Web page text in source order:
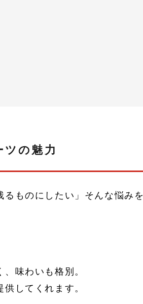
の魅力
ものにしたい」そんな悩みを
味わいも格別。
してくれます。